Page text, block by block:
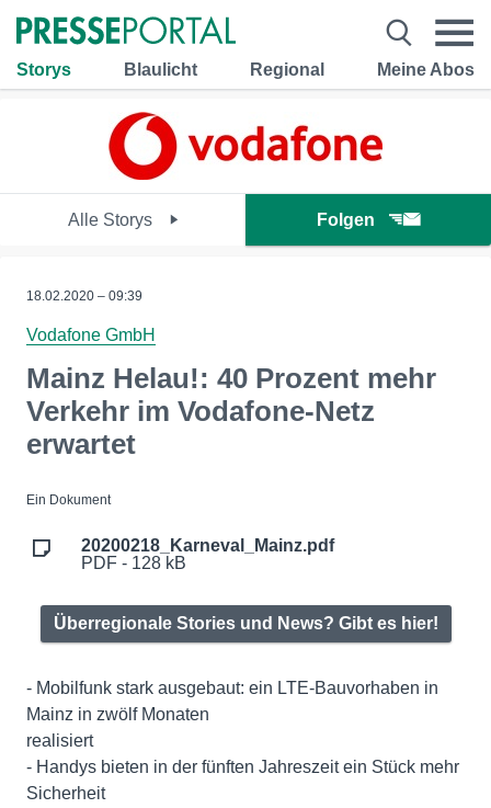
Storys Blaulicht Regional Meine Abos
Alle Storys Folgen
18.02.2020 – 09:39
Vodafone GmbH
Mainz Helau!: 40 Prozent mehr
Verkehr im Vodafone-Netz
erwartet
Ein Dokument
20200218_Karneval_Mainz.pdf
PDF - 128 kB
Überregionale Stories und News? Gibt es hier!
- Mobilfunk stark ausgebaut: ein LTE-Bauvorhaben in
Mainz in zwölf Monaten
realisiert
- Handys bieten in der fünften Jahreszeit ein Stück mehr
Sicherheit